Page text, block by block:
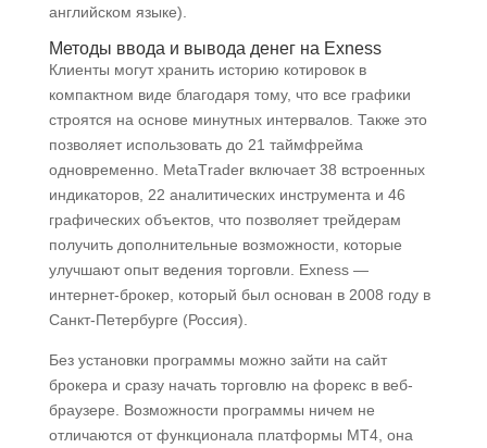
английском языке).
Методы ввода и вывода денег на Exness
Клиенты могут хранить историю котировок в
компактном виде благодаря тому, что все графики
строятся на основе минутных интервалов. Также это
позволяет использовать до 21 таймфрейма
одновременно. МetaТrader включает 38 встроенных
индикаторов, 22 аналитических инструмента и 46
графических объектов, что позволяет трейдерам
получить дополнительные возможности, которые
улучшают опыт ведения торговли. Exness —
интернет-брокер, который был основан в 2008 году в
Санкт-Петербурге (Россия).
Без установки программы можно зайти на сайт
брокера и сразу начать торговлю на форекс в веб-
браузере. Возможности программы ничем не
отличаются от функционала платформы МТ4, она